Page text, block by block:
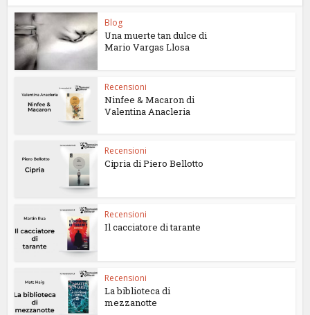
Blog
Una muerte tan dulce di
Mario Vargas Llosa
Recensioni
Ninfee & Macaron di
Valentina Anacleria
Recensioni
Cipria di Piero Bellotto
Recensioni
Il cacciatore di tarante
Recensioni
La biblioteca di
mezzanotte